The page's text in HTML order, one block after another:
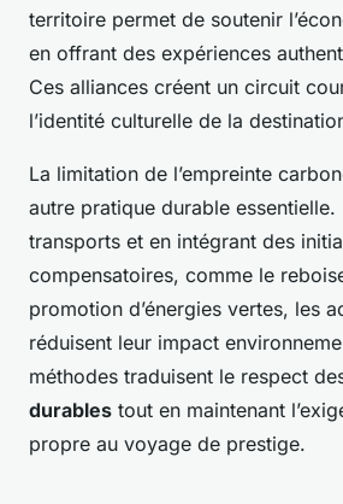
territoire permet de soutenir
en offrant des expériences
Ces alliances créent un circuit
l’identité culturelle de la
La limitation de l’empreinte
autre pratique durable essentielle.
transports et en intégrant des
compensatoires, comme le
promotion d’énergies vertes, les
réduisent leur impact
méthodes traduisent le respect
durables tout en maintenant
propre au voyage de prestige.